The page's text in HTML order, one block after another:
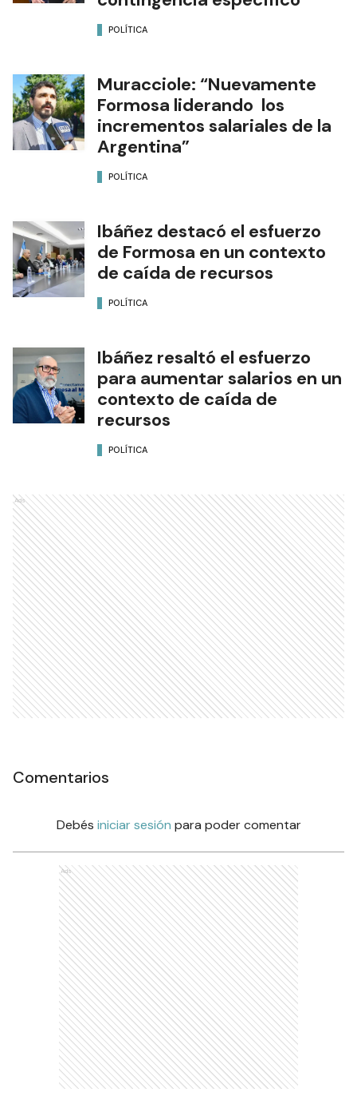
POLÍTICA
Muracciole: “Nuevamente
Formosa liderando los
incrementos salariales de la
Argentina”
POLÍTICA
Ibáñez destacó el esfuerzo
de Formosa en un contexto
de caída de recursos
POLÍTICA
Ibáñez resaltó el esfuerzo
para aumentar salarios en un
contexto de caída de
recursos
POLÍTICA
Ads
Comentarios
Debés iniciar sesión para poder comentar
Ads